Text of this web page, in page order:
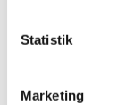
Statistik
MarketingKrystaller